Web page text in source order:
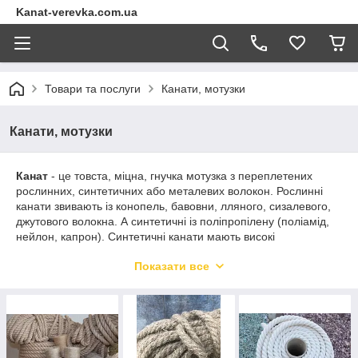
Kanat-verevka.com.ua
Товари та послуги Канати, мотузки
Канати, мотузки
Канат - це товста, міцна, гнучка мотузка з переплетених
рослинних, синтетичних або металевих волокон. Рослинні
канати звивають із конопель, бавовни, лляного, сизалевого,
джутового волокна. А синтетичні із поліпропілену (поліамід,
нейлон, капрон). Синтетичні канати мають високі
і механічних навантажень, мають високу міцність при
впливу біохімічних і хімічних факторів.
Рослинні канати не такі міцні як поліамідні, але за стійкістю
до вигинів вони кращі і мають гарні розривні характеристики.
Показати все